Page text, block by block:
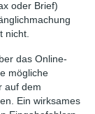
oder Brief)
nicht.
das Online-
mögliche
auf dem
Ein wirksames